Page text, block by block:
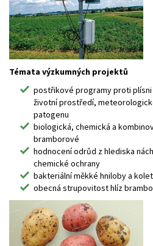
Témata výzkumných projektů
postřikové programy proti
životní prostředí,
patogenu
biologická, chemická a
bramborové
hodnocení odrůd z hlediska
chemické ochrany
bakteriální měkké hniloby a
obecná strupovitost hlíz